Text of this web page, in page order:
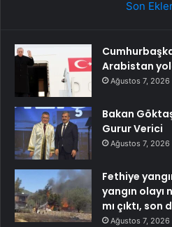
Son
Arabistan
Ağustos 7, 2026
Bakan
Gurur Verici
Ağustos 7, 2026
Fethiye
yangın olayı
mı çıktı, son
Ağustos 7, 2026